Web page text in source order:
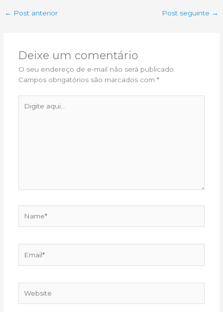
← Post anterior Post seguinte →
Deixe um comentário
O seu endereço de e-mail não será publicado.
Campos obrigatórios são marcados com *
aqui...